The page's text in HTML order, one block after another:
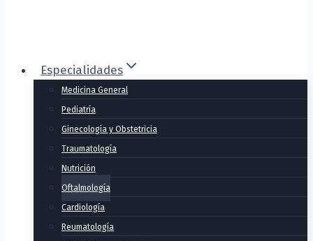
Especialidades
Medicina General
Pediatría
Ginecología y Obstetricia
Traumatología
Nutrición
Oftalmología
Cardiología
Reumatología